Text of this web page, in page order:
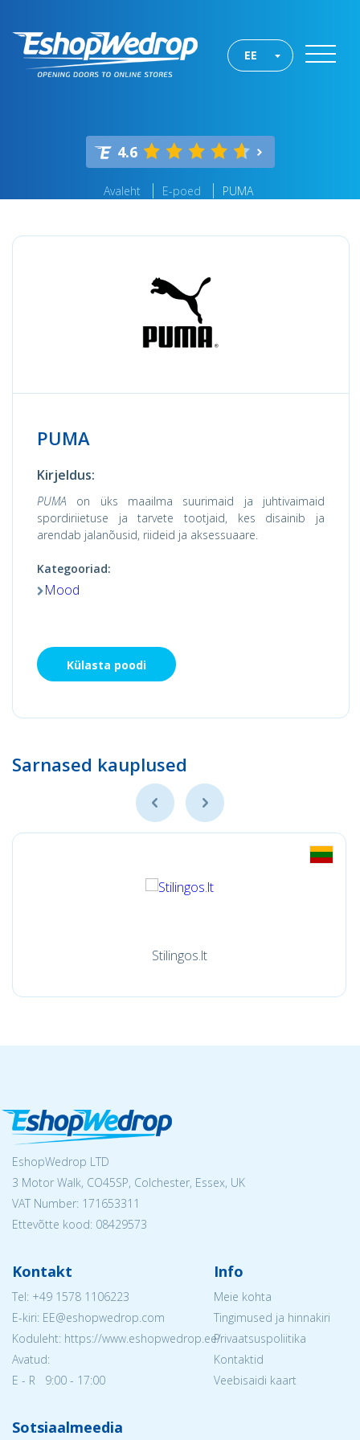
EE
4.6
Avaleht E-poed PUMA
PUMA
Kirjeldus:
PUMA on üks maailma suurimaid ja juhtivaimaid
spordiriietuse ja tarvete tootjaid, kes disainib ja
arendab jalanõusid, riideid ja aksessuaare.
Kategooriad:
Mood
Külasta poodi
Sarnased kauplused
Stilingos.lt
EshopWedrop LTD
3 Motor Walk, CO45SP, Colchester, Essex, UK
VAT Number: 171653311
Ettevõtte kood: 08429573
Kontakt
Tel: +49 1578 1106223
E-kiri: EE@eshopwedrop.com
Koduleht: https://www.eshopwedrop.ee/
Avatud:
E - R 9:00 - 17:00
Info
Meie kohta
Tingimused ja hinnakiri
Privaatsuspoliitika
Kontaktid
Veebisaidi kaart
Sotsiaalmeedia